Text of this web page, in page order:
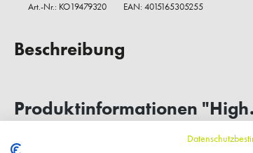
Art.-Nr.: KO19479320 EAN: 4015165305255
Beschreibung
Produktinformationen